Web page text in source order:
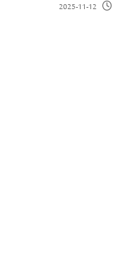
2025-11-12